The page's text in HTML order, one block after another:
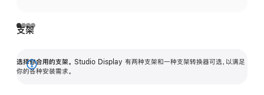
支架
选择你合用的支架。 Studio Display 有两种支架和一种支架转换器可选，以满足
你的各种安装需求。
展